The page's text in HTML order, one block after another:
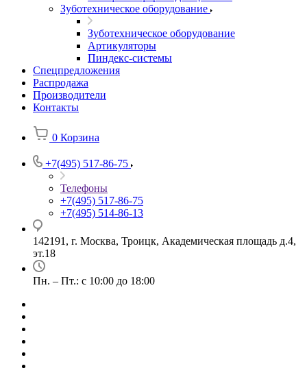
Зуботехническое оборудование
Зуботехническое оборудование
Артикуляторы
Пиндекс-системы
Спецпредложения
Распродажа
Производители
Контакты
0 Корзина
+7(495) 517-86-75
Телефоны
+7(495) 517-86-75
+7(495) 514-86-13
142191, г. Москва, Троицк, Академическая площадь д.4,
эт.18
Пн. – Пт.: с 10:00 до 18:00